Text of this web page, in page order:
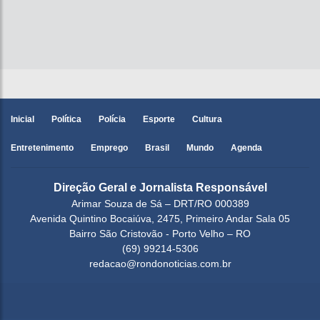
Inicial Política Polícia Esporte Cultura
Entretenimento Emprego Brasil Mundo Agenda
Direção Geral e Jornalista Responsável
Arimar Souza de Sá – DRT/RO 000389
Avenida Quintino Bocaiúva, 2475, Primeiro Andar Sala 05
Bairro São Cristovão - Porto Velho – RO
(69) 99214-5306
redacao@rondonoticias.com.br